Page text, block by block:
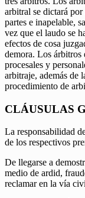
arbitral se dictará
partes e inapelable,
vez que el laudo se
efectos de cosa
demora. Los árbitros
procesales y
arbitraje, además de
procedimiento de
CLÁUSULAS
La responsabilidad
de los respectivos
De llegarse a
medio de ardid,
reclamar en la vía